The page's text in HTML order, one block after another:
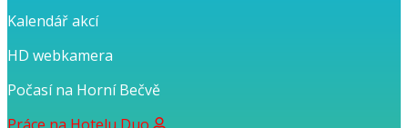
Kalendář akcí
HD webkamera
Počasí na Horní Bečvě